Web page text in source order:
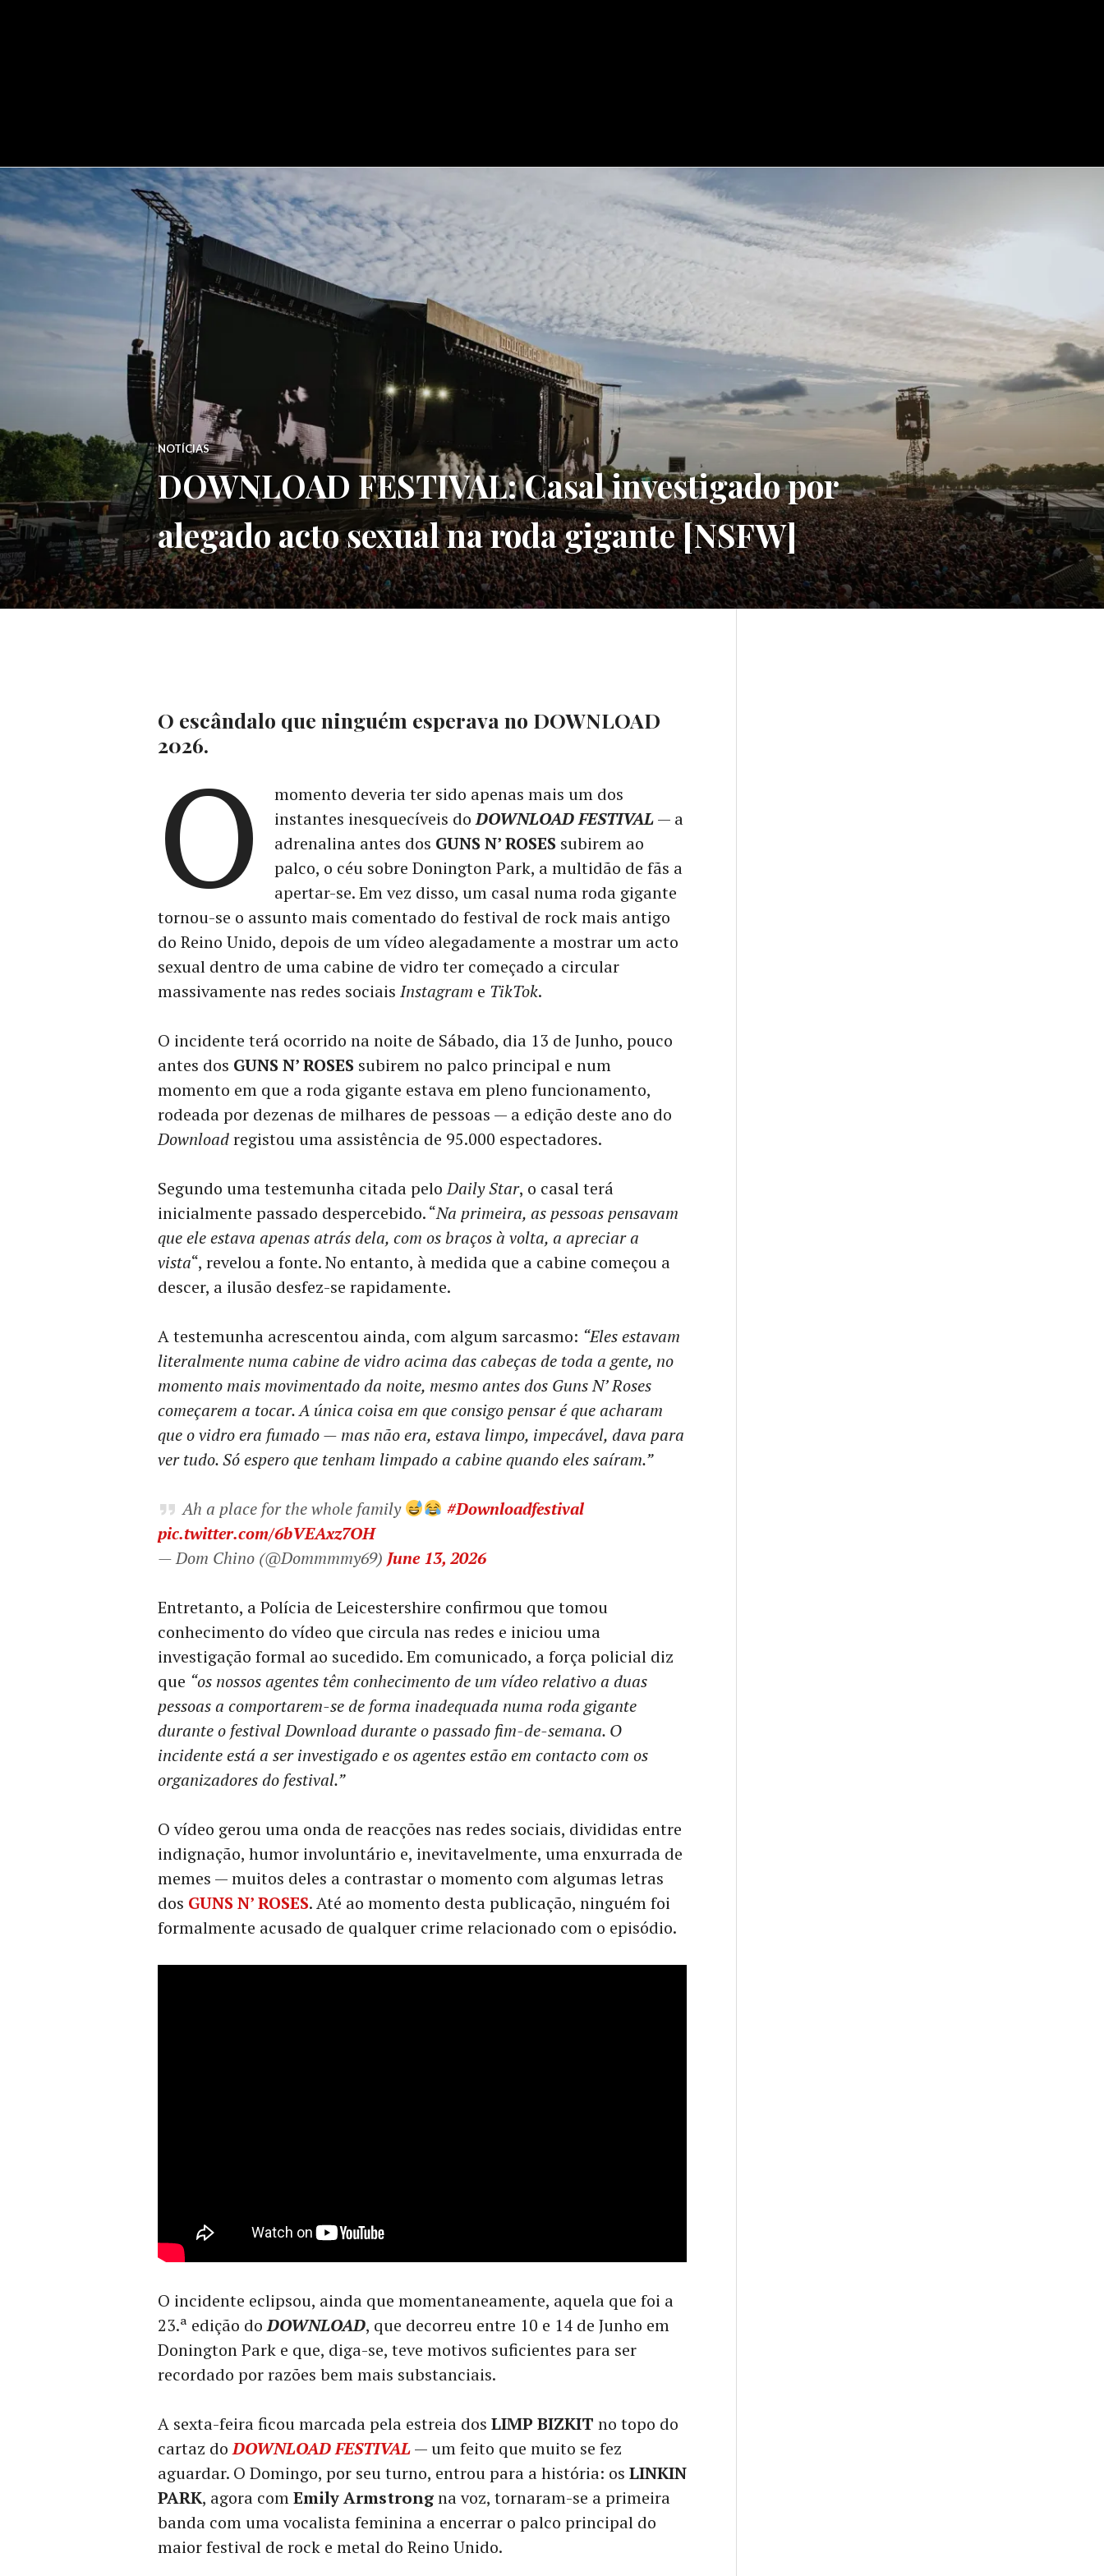
NOTÍCIAS
DOWNLOAD FESTIVAL: Casal investigado por
alegado acto sexual na roda gigante [NSFW]
O escândalo que ninguém esperava no DOWNLOAD
2026.
O
momento deveria ter sido apenas mais um dos
instantes inesquecíveis doDOWNLOAD FESTIVAL— a
adrenalina antes dos GUNS N’ ROSES subirem ao
palco, o céu sobre Donington Park, a multidão de fãs a
apertar-se. Em vez disso, um casal numa roda gigante
tornou-se o assunto mais comentado do festival de rock mais antigo
do Reino Unido, depois de um vídeo alegadamente a mostrar um acto
sexual dentro de uma cabine de vidro ter começado a circular
massivamente nas redes sociais Instagram e TikTok.
O incidente terá ocorrido na noite de Sábado, dia 13 de Junho, pouco
antes dos GUNS N’ ROSES subirem no palco principal e num
momento em que a roda gigante estava em pleno funcionamento,
rodeada por dezenas de milhares de pessoas — a edição deste ano do
Downloadregistou uma assistência de 95.000 espectadores.
Segundo uma testemunha citada peloDaily Star, o casal terá
inicialmente passado despercebido. “Na primeira, as pessoas pensavam
que ele estava apenas atrás dela, com os braços à volta, a apreciar a
vista“, revelou a fonte. No entanto, à medida que a cabine começou a
descer, a ilusão desfez-se rapidamente.
A testemunha acrescentou ainda, com algum sarcasmo: “Eles estavam
literalmente numa cabine de vidro acima das cabeças de toda a gente, no
momento mais movimentado da noite, mesmo antes dos Guns N’ Roses
começarem a tocar. A única coisa em que consigo pensar é que acharam
que o vidro era fumado — mas não era, estava limpo, impecável, dava para
ver tudo. Só espero que tenham limpado a cabine quando eles saíram.”
Ah a place for the whole family
#Downloadfestival
pic.twitter.com/6bVEAxz7OH
— Dom Chino (@Dommmmy69) June 13, 2026
Entretanto, a Polícia de Leicestershire confirmou que tomou
conhecimento do vídeo que circula nas redes e iniciou uma
investigação formal ao sucedido. Em comunicado, a força policial diz
que “os nossos agentes têm conhecimento de um vídeo relativo a duas
pessoas a comportarem-se de forma inadequada numa roda gigante
durante o festival Download durante o passado fim-de-semana. O
incidente está a ser investigado e os agentes estão em contacto com os
organizadores do festival.”
O vídeo gerou uma onda de reacções nas redes sociais, divididas entre
indignação, humor involuntário e, inevitavelmente, uma enxurrada de
memes — muitos deles a contrastar o momento com algumas letras
dos GUNS N’ ROSES. Até ao momento desta publicação, ninguém foi
formalmente acusado de qualquer crime relacionado com o episódio.
O incidente eclipsou, ainda que momentaneamente, aquela que foi a
23.ª edição doDOWNLOAD, que decorreu entre 10 e 14 de Junho em
Donington Park e que, diga-se, teve motivos suficientes para ser
recordado por razões bem mais substanciais.
A sexta-feira ficou marcada pela estreia dos LIMP BIZKIT no topo do
cartaz doDOWNLOAD FESTIVAL— um feito que muito se fez
aguardar. O Domingo, por seu turno, entrou para a história: os LINKIN
PARK, agora comEmily Armstrongna voz, tornaram-se a primeira
banda com uma vocalista feminina a encerrar o palco principal do
maior festival de rock e metal do Reino Unido.